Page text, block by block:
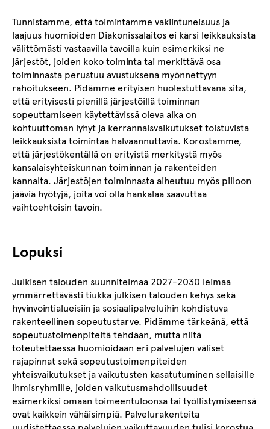
Tunnistamme, että toimintamme vakiintuneisuus ja
laajuus huomioiden Diakonissalaitos ei kärsi leikkauksista
välittömästi vastaavilla tavoilla kuin esimerkiksi ne
järjestöt, joiden koko toiminta tai merkittävä osa
toiminnasta perustuu avustuksena myönnettyyn
rahoitukseen. Pidämme erityisen huolestuttavana sitä,
että erityisesti pienillä järjestöillä toiminnan
sopeuttamiseen käytettävissä oleva aika on
kohtuuttoman lyhyt ja kerrannaisvaikutukset toistuvista
leikkauksista toimintaa halvaannuttavia. Korostamme,
että järjestökentällä on erityistä merkitystä myös
kansalaisyhteiskunnan toiminnan ja rakenteiden
kannalta. Järjestöjen toiminnasta aiheutuu myös piiloon
jääviä hyötyjä, joita voi olla hankalaa saavuttaa
vaihtoehtoisin tavoin.
Lopuksi
Julkisen talouden suunnitelmaa 2027-2030 leimaa
ymmärrettävästi tiukka julkisen talouden kehys sekä
hyvinvointialueisiin ja sosiaalipalveluihin kohdistuva
rakenteellinen sopeutustarve. Pidämme tärkeänä, että
sopeutustoimenpiteitä tehdään, mutta niitä
toteutettaessa huomioidaan eri palvelujen väliset
rajapinnat sekä sopeutustoimenpiteiden
yhteisvaikutukset ja vaikutusten kasatutuminen sellaisille
ihmisryhmille, joiden vaikutusmahdollisuudet
esimerkiksi omaan toimeentuloonsa tai työllistymiseensä
ovat kaikkein vähäisimpiä. Palvelurakenteita